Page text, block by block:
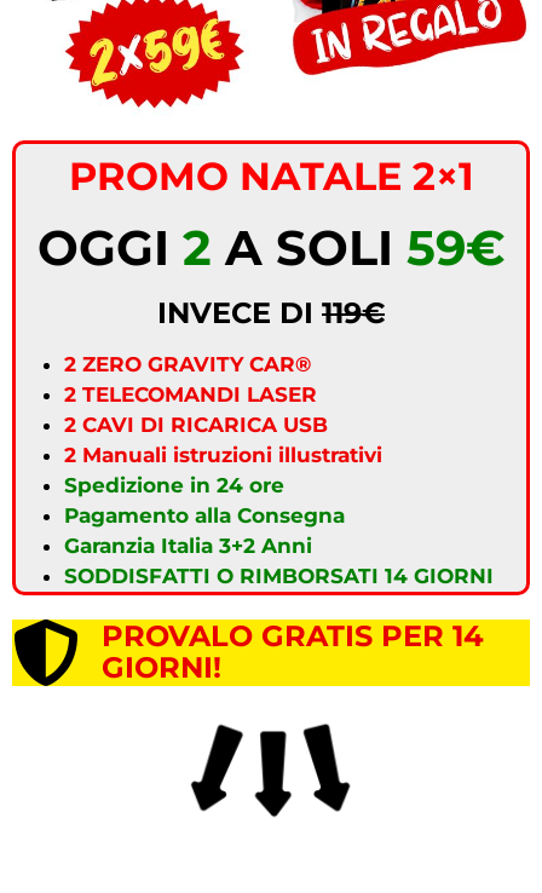
PROMO NATALE 2×1
OGGI 2 A SOLI 59€
INVECE DI 119€
2 ZERO GRAVITY CAR®
2 TELECOMANDI LASER
2 CAVI DI RICARICA USB
2 Manuali istruzioni illustrativi
Spedizione in 24 ore
Pagamento alla Consegna
Garanzia Italia 3+2 Anni
SODDISFATTI O RIMBORSATI 14 GIORNI
PROVALO GRATIS PER 14
GIORNI!